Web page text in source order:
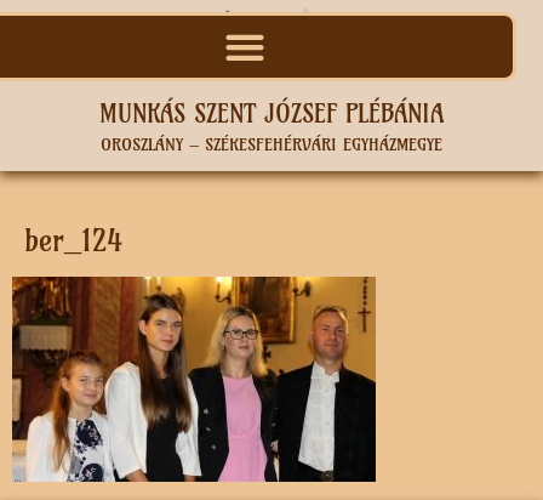
MUNKÁS SZENT JÓZSEF PLÉBÁNIA
OROSZLÁNY – SZÉKESFEHÉRVÁRI EGYHÁZMEGYE
ber_124